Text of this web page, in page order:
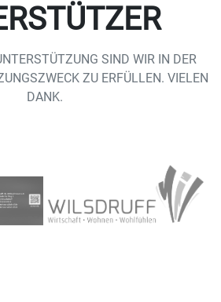
SIND WIR IN DER
ZU ERFÜLLEN. VIELEN
DANK.